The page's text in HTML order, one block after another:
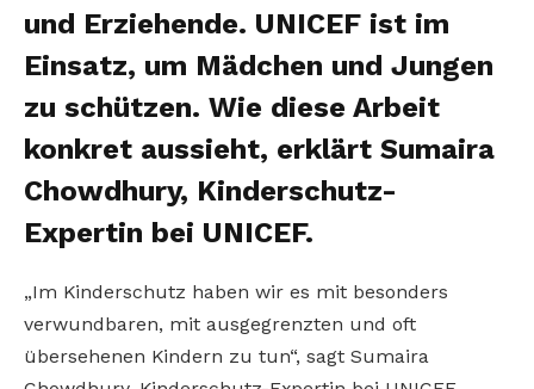
und Erziehende. UNICEF ist im
Einsatz, um Mädchen und Jungen
zu schützen. Wie diese Arbeit
konkret aussieht, erklärt Sumaira
Chowdhury, Kinderschutz-
Expertin bei UNICEF.
„Im Kinderschutz haben wir es mit besonders
verwundbaren, mit ausgegrenzten und oft
übersehenen Kindern zu tun“, sagt Sumaira